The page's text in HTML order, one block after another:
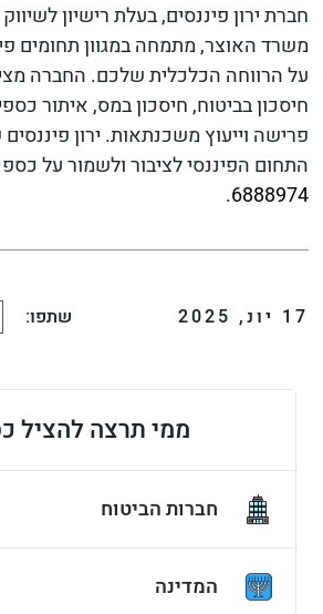
חברת ירון פיננסים, בעלת רישיון
משרד האוצר, מתמחה במגוון תחומים
על הרווחה הכלכלית שלכם. החברה
חיסכון בביטוח, חיסכון במס, איתור
פרישה וייעוץ משכנתאות. ירון
התחום הפיננסי לציבור ולשמור על
6888974
.
17 יונ,
2025 שתפו:
ממי תרצה להציל
חברות הביטוח
המדינה